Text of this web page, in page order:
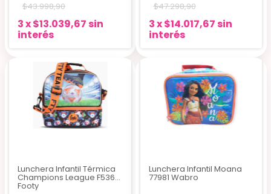
$43.998,90
3x$13.039,67 sin
interés
$47.298,90
3x$14.017,67 sin
interés
Lunchera Infantil Térmica
Champions League F5365
Footy
Lunchera Infantil Moana
77981 Wabro